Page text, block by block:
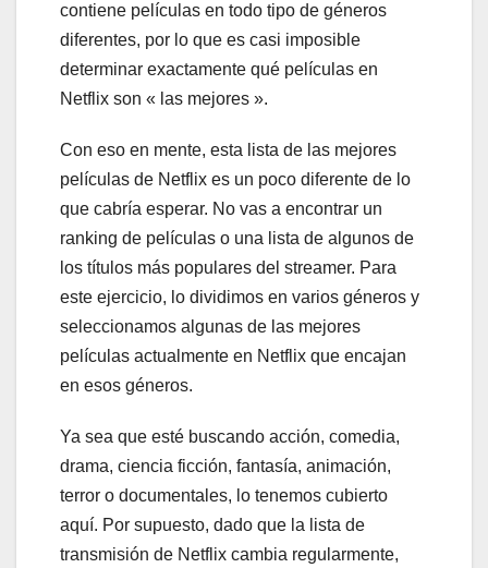
contiene películas en todo tipo de géneros
diferentes, por lo que es casi imposible
determinar exactamente qué películas en
Netflix son « las mejores ».
Con eso en mente, esta lista de las mejores
películas de Netflix es un poco diferente de lo
que cabría esperar. No vas a encontrar un
ranking de películas o una lista de algunos de
los títulos más populares del streamer. Para
este ejercicio, lo dividimos en varios géneros y
seleccionamos algunas de las mejores
películas actualmente en Netflix que encajan
en esos géneros.
Ya sea que esté buscando acción, comedia,
drama, ciencia ficción, fantasía, animación,
terror o documentales, lo tenemos cubierto
aquí. Por supuesto, dado que la lista de
transmisión de Netflix cambia regularmente,